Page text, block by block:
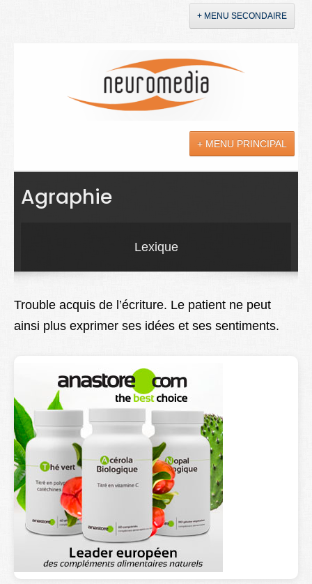
+ MENU SECONDAIRE
+ MENU PRINCIPAL
Actualités
Soins
Droit
Lexique
Agraphie
Lexique
Trouble acquis de l’écriture. Le patient ne peut
ainsi plus exprimer ses idées et ses sentiments.